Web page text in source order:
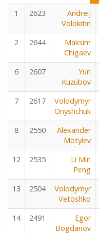
1
2623
Andreij
Volokitin
2 2644
Maksim
Chigaev
6 2607
Yuri
Kuzubov
7 2617
Volodymyr
Onyshchuk
8 2550
Alexander
Motylev
12 2535
Li Min
Peng
13 2504
Volodymyr
Vetoshko
14 2491
Egor
Bogdanov